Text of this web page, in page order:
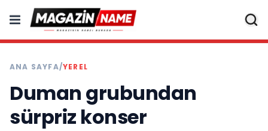
ANA SAYFA/YEREL
Duman grubundan
sürpriz konser